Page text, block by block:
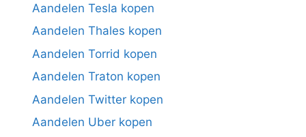
Aandelen Tesla kopen
Aandelen Thales kopen
Aandelen Torrid kopen
Aandelen Traton kopen
Aandelen Twitter kopen
Aandelen Uber kopen